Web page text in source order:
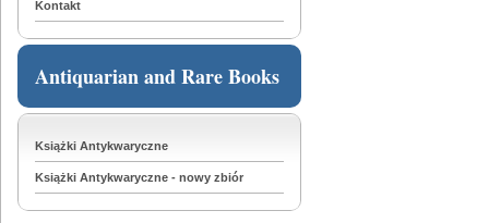
Kontakt
Antiquarian and Rare Books
Książki Antykwaryczne
Książki Antykwaryczne - nowy zbiór